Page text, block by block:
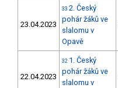
23.04.2023
33 2. Český
pohár žáků ve
slalomu v
Opavě
22.04.2023
32 1. Český
pohár žáků ve
slalomu v